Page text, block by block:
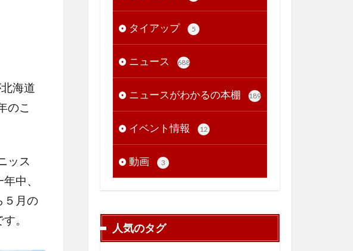
海道
のこ
ッス
中、
５月の
。
タイアップ 5
ニュース 688
ニュースがわかるの本棚 189
イベント情報 12
動画 3
人気のタグ